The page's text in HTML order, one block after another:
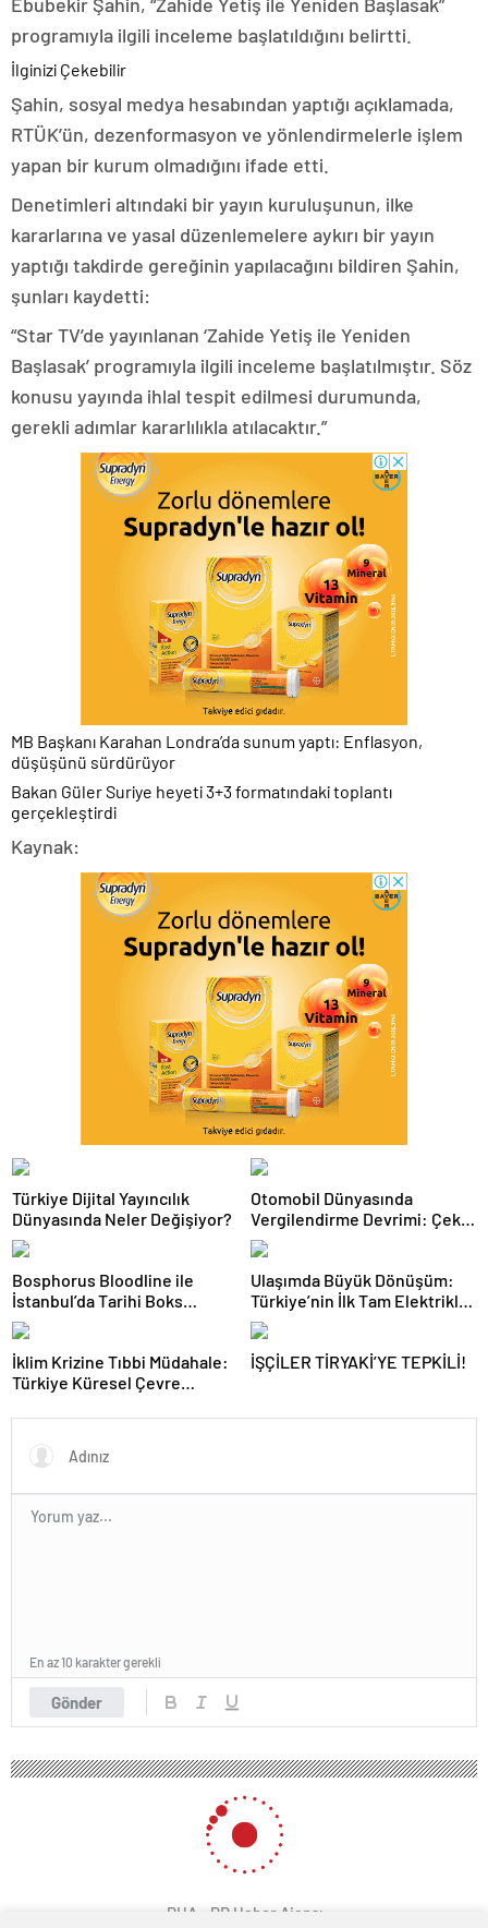
programıyla ilgili inceleme başlatıldığını belirtti.
İlginizi Çekebilir
Şahin, sosyal medya hesabından yaptığı açıklamada,
RTÜK’ün, dezenformasyon ve yönlendirmelerle işlem
yapan bir kurum olmadığını ifade etti.
Denetimleri altındaki bir yayın kuruluşunun, ilke
kararlarına ve yasal düzenlemelere aykırı bir yayın
yaptığı takdirde gereğinin yapılacağını bildiren Şahin,
şunları kaydetti:
“Star TV’de yayınlanan ‘Zahide Yetiş ile Yeniden
Başlasak’ programıyla ilgili inceleme başlatılmıştır. Söz
konusu yayında ihlal tespit edilmesi durumunda,
gerekli adımlar kararlılıkla atılacaktır.”
MB Başkanı Karahan Londra’da sunum yaptı: Enflasyon,
düşüşünü sürdürüyor
Bakan Güler Suriye heyeti 3+3 formatındaki toplantı
gerçekleştirdi
Kaynak:
Türkiye Dijital Yayıncılık
Dünyasında Neler Değişiyor?
Otomobil Dünyasında
Vergilendirme Devrimi: Çekiş
Sistemleri ve Yeni Dönem
Bosphorus Bloodline ile
İstanbul’da Tarihi Boks
Gecesi
Ulaşımda Büyük Dönüşüm:
Türkiye’nin İlk Tam Elektrikli
Akaryakıt İstasyonu Deneyimi
İklim Krizine Tıbbi Müdahale:
Türkiye Küresel Çevre
Değiştirdi?
İŞÇİLER TİRYAKİ’YE TEPKİLİ!
Gönder
En az 10 karakter gerekli
PHA - PR Haber Ajansı